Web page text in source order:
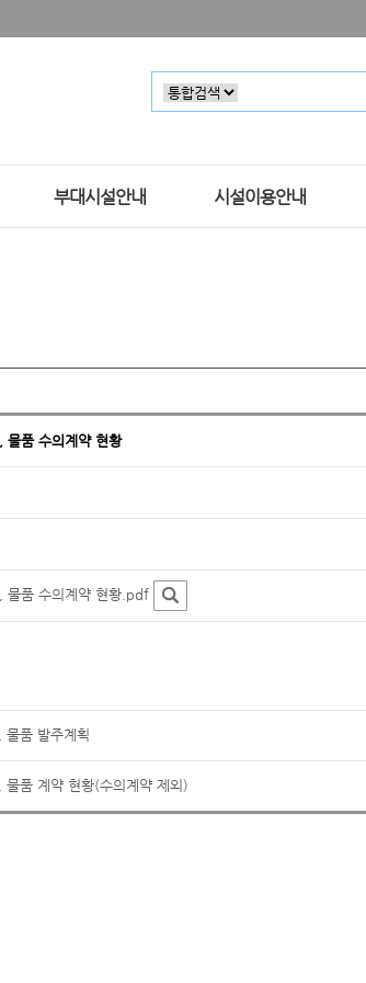
부대시설안내 시설이용안내
품 수의계약 현황
물품 수의계약 현황.pdf
품 발주계획
품 계약 현황(수의계약 제외)